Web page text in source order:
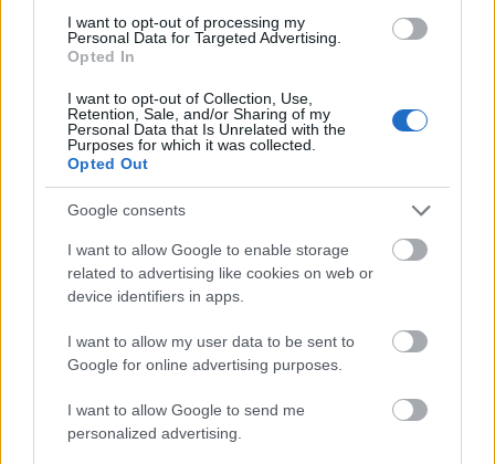
I want to opt-out of processing my
Personal Data for Targeted Advertising.
Opted In
I want to opt-out of Collection, Use,
Retention, Sale, and/or Sharing of my
Personal Data that Is Unrelated with the
Purposes for which it was collected.
Opted Out
Google consents
I want to allow Google to enable storage
related to advertising like cookies on web or
device identifiers in apps.
I want to allow my user data to be sent to
Google for online advertising purposes.
I want to allow Google to send me
personalized advertising.